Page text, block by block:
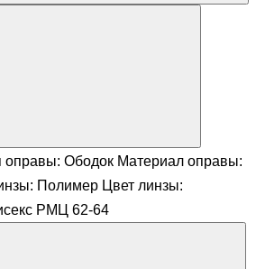
оправы: Ободок Материал оправы:
Полимер Цвет линзы:
РМЦ 62-64